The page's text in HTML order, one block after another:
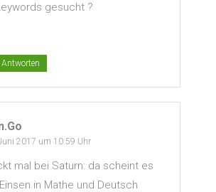
gesucht ?
Antworten
2017 um 10:59 Uhr
mal bei Saturn: da scheint es
in Mathe und Deutsch